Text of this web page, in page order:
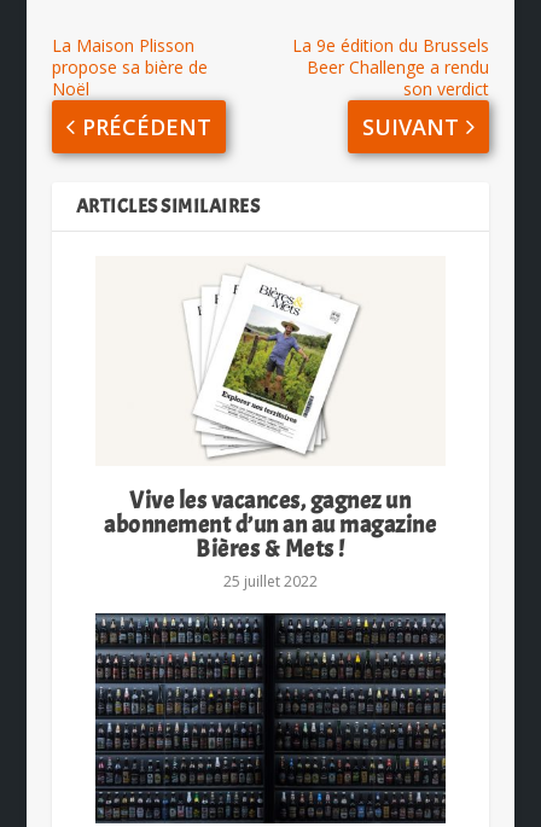
La Maison Plisson
propose sa bière de
Noël
PRÉCÉDENT
La 9e édition du Brussels
Beer Challenge a rendu
son verdict
SUIVANT
ARTICLES SIMILAIRES
Vive les vacances, gagnez un
abonnement d’un an au magazine
Bières & Mets !
25 juillet 2022